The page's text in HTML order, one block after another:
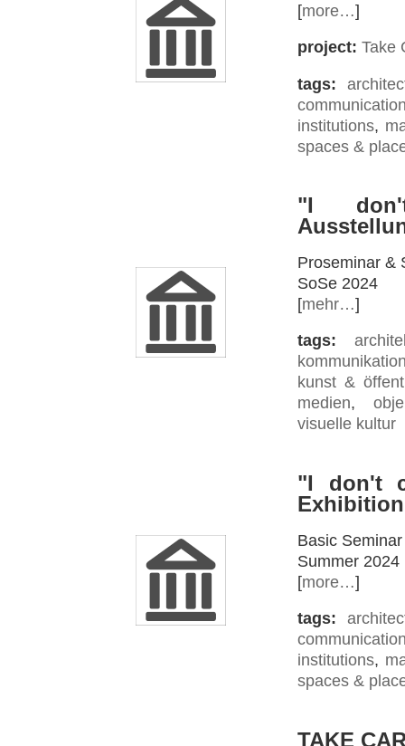
[more…]
project: Take
tags:
institutions,
spaces &
"I
Proseminar &
SoSe 2024
[mehr…]
tags:
kunst &
medien,
visuelle kultur
"I don't
Basic
Summer 2024
[more…]
tags:
institutions,
spaces &
TAKE